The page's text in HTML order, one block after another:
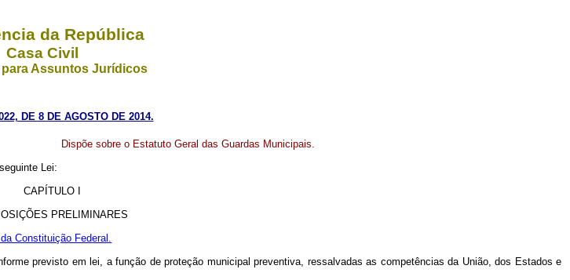
da República
Casa Civil
Assuntos Jurídicos
DE 8 DE AGOSTO DE 2014.
Dispõe sobre o Estatuto Geral das Guardas Municipais.
Lei:
CAPÍTULO I
PRELIMINARES
Constituição Federal.
previsto em lei, a função de proteção municipal preventiva, ressalvadas as competências da União, dos Estados e